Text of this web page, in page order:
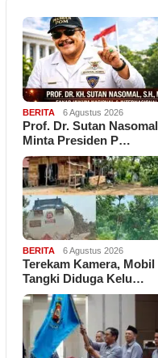
BERITA 6 Agustus 2026
Prof. Dr. Sutan Nasomal
Minta Presiden P…
BERITA 6 Agustus 2026
Terekam Kamera, Mobil
Tangki Diduga Kelu…